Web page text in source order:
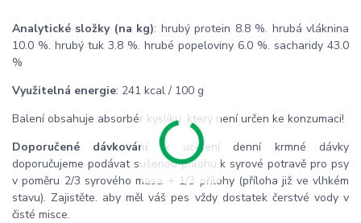
Analytické složky (na kg): hrubý protein 8.8 %. hrubá vláknina
10.0 %. hrubý tuk 3.8 %. hrubé popeloviny 6.0 %. sacharidy 43.0
%
Využitelná energie: 241 kcal / 100 g
Balení obsahuje absorbér kyslíku. který není určen ke konzumaci!
Doporučené dávkování: k ucelení denní krmné dávky
doporučujeme podávat sušenou přílohu k syrové potravě pro psy
v poměru 2/3 syrového masa + 1/3 přílohy (příloha již ve vlhkém
stavu). Zajistěte. aby měl váš pes vždy dostatek čerstvé vody v
čisté misce.